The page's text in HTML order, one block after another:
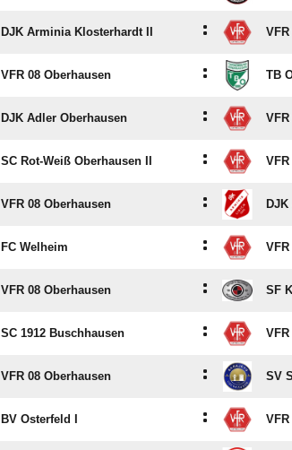
DJK Arminia Klosterhardt II :
VFR 08 Oberhausen : TB
DJK Adler Oberhausen :
SC Rot-Weiß Oberhausen II :
VFR 08 Oberhausen :
FC Welheim :
VFR 08 Oberhausen : SF
SC 1912 Buschhausen :
VFR 08 Oberhausen : SV
BV Osterfeld I :